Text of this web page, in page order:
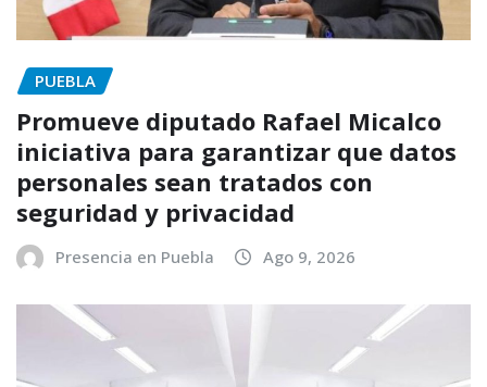
PUEBLA
Promueve diputado Rafael Micalco
iniciativa para garantizar que datos
personales sean tratados con
seguridad y privacidad
Presencia en Puebla Ago 9, 2026